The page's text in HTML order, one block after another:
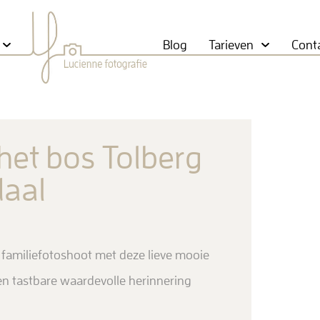
Blog Tarieven
bos Tolberg
met deze lieve mooie
tastbare waardevolle herinnering